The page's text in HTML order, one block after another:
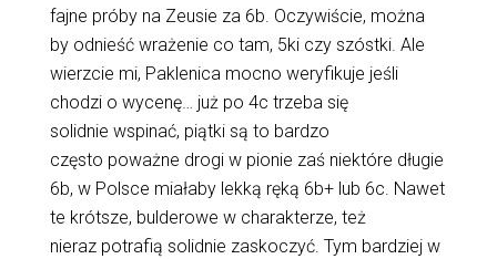
fajne próby na Zeusie za 6b. Oczywiście, można
by odnieść wrażenie co tam, 5ki czy szóstki. Ale
wierzcie mi, Paklenica mocno weryfikuje jeśli
chodzi o wycenę… już po 4c trzeba się
solidnie wspinać, piątki są to bardzo
często poważne drogi w pionie zaś niektóre długie
6b, w Polsce miałaby lekką ręką 6b+ lub 6c. Nawet
te krótsze, bulderowe w charakterze, też
nieraz potrafią solidnie zaskoczyć. Tym bardziej w